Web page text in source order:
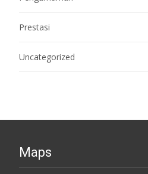
Prestasi
Uncategorized
Maps